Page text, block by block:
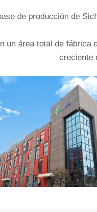
de producción de
un área total de fábrica
creciente